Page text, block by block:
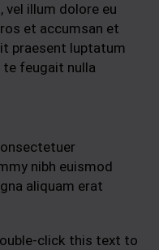
illum dolore eu
et accumsan et
praesent luptatum
feugait nulla
nibh euismod
aliquam erat
click this text to